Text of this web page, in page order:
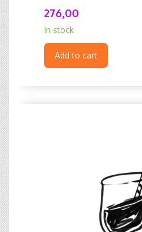
276,00
In stock
Add to cart